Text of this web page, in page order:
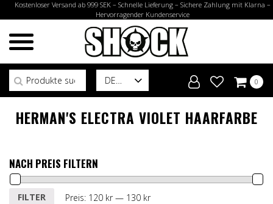
Kostenloser Versand ab 999 SEK – Schnelle Lieferung – Sichere Zahlung mit Klarna –
Hervorragender Kundenservice
DE
Suchen nach:
0
HERMAN'S ELECTRA VIOLET HAARFARBE
NACH PREIS FILTERN
Min.
Max.
FILTER Preis: 120 kr— 130 kr